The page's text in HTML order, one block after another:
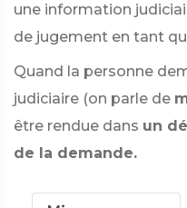
une information
de jugement en tant
Quand la personne
judiciaire (on parle de
être rendue dans un
de la demande.